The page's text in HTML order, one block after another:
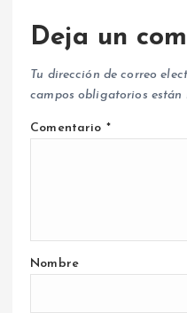
Deja un
Tu dirección de correo
campos obligatorios están
Comentario *
Nombre